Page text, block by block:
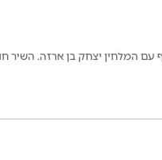
עם המלחין יצחק בן ארזה. השיר